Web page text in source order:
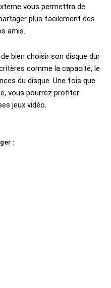
vous permettra de
plus facilement des
amis.
bien choisir son disque dur
comme la capacité, le
du disque. Une fois que
vous pourrez profiter
jeux vidéo.
: